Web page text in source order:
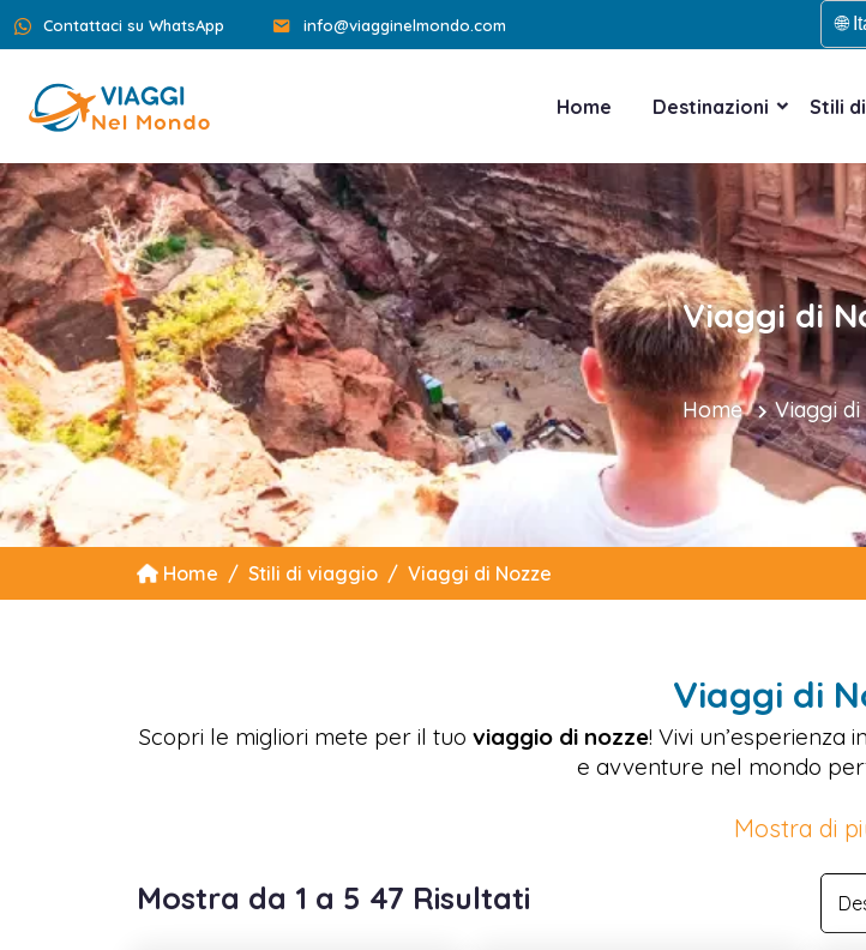
Contattaci su WhatsApp info@viagginelmondo.com 🌐
Home Destinazioni Stili
Viaggi di
Home Viaggi
Home Stili di viaggio Viaggi di Nozze
Viaggi di
Scopri le migliori mete per il tuo viaggio di nozze! Vivi un’esperienza
e avventure nel mondo
Mostra di
Mostra da 1 a 5 47 Risultati